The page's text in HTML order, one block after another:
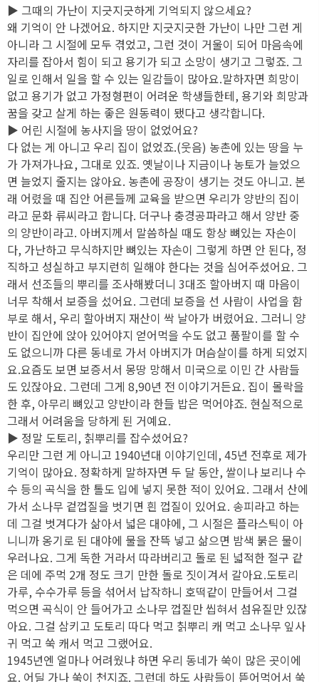
▶ 그때의 가난이 지긋지긋하게 기억되지 않으세요?
왜 기억이 안 나겠어요. 하지만 지긋지긋한 가난이 나만 그런 게
아니라 그 시절에 모두 겪었고, 그런 것이 거울이 되어 마음속에
자리를 잡아서 힘이 되고 용기가 되고 소망이 생기고 그렇죠. 그
일로 인해서 일을 할 수 있는 일감들이 많아요.말하자면 희망이
없고 용기가 없고 가정형편이 어려운 학생들한테, 용기와 희망과
꿈을 갖고 살게 하는 좋은 원동력이 됐다고 생각합니다.
▶ 어린 시절에 농사지을 땅이 없었어요?
다 없는 게 아니고 우리 집이 없었죠.(웃음) 농촌에 있는 땅을 누
가 가져가나요, 그대로 있죠. 옛날이나 지금이나 농토가 늘었으
면 늘었지 줄지는 않아요. 농촌에 공장이 생기는 것도 아니고. 본
래 어렸을 때 집안 어른들께 교육을 받으면 우리가 양반의 집이
라고 문화 류씨라고 합니다. 더구나 충경공파라고 해서 양반 중
의 양반이라고. 아버지께서 말씀하실 때도 항상 뼈있는 자손이
다, 가난하고 무식하지만 뼈있는 자손이 그렇게 하면 안 된다, 정
직하고 성실하고 부지런히 일해야 한다는 것을 심어주셨어요. 그
래서 선조들의 뿌리를 조사해봤더니 3대조 할아버지 때 마음이
너무 착해서 보증을 섰어요. 그런데 보증을 선 사람이 사업을 함
부로 해서, 우리 할아버지 재산이 싹 날아가 버렸어요. 그러니 양
반이 집안에 앉아 있어야지 얻어먹을 수도 없고 품팔이를 할 수
도 없으니까 다른 동네로 가서 아버지가 머슴살이를 하게 되었지
요.요즘도 보면 보증서서 몽땅 망해서 미국으로 이민 간 사람들
도 있잖아요. 그런데 그게 8,90년 전 이야기거든요. 집이 몰락을
한 후, 아무리 뼈있고 양반이라 한들 밥은 먹어야죠. 현실적으로
그래서 어려움을 당하게 된 거예요.
▶ 정말 도토리, 칡뿌리를 잡수셨어요?
우리만 그런 게 아니고 1940년대 이야기인데, 45년 전후로 제가
기억이 많아요. 정확하게 말하자면 두 달 동안, 쌀이나 보리나 수
수 등의 곡식을 한 톨도 입에 넣지 못한 적이 있어요. 그래서 산에
가서 소나무 겉껍질을 벗기면 흰 껍질이 있어요. 송피라고 하는
데 그걸 벗겨다가 삶아서 넓은 대야에, 그 시절은 플라스틱이 아
니니까 옹기로 된 대야에 물을 잔뜩 넣고 삶으면 밤색 붉은 물이
우러나요. 그게 독한 거라서 따라버리고 돌로 된 넓적한 절구 같
은 데에 주먹 2개 정도 크기 만한 돌로 짓이겨서 갈아요.도토리
가루, 수수가루 등을 섞어서 납작하니 호떡같이 만들어서 그걸
먹으면 곡식이 안 들어가고 소나무 껍질만 씹혀서 섬유질만 있잖
아요. 그걸 삼키고 도토리 따다 먹고 칡뿌리 캐 먹고 소나무 잎사
귀 먹고 쑥 캐서 먹고 그랬어요.
1945년엔 얼마나 어려웠냐 하면 우리 동네가 쑥이 많은 곳이에
요. 어딜 가나 쑥이 천지죠. 그런데 하도 사람들이 뜯어먹어서 쑥